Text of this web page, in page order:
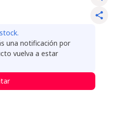
una notificación por
vuelva a estar